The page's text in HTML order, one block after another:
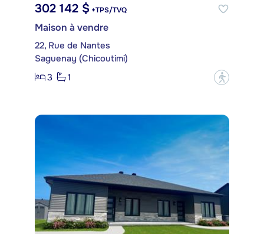
302 142 $ +TPS/TVQ
Maison à vendre
22, Rue de Nantes
Saguenay (Chicoutimi)
3
1 ?